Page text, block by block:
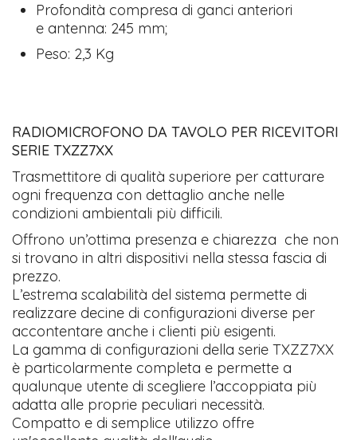
Profondità compresa di ganci anteriori
e antenna: 245 mm;
Peso: 2,3 Kg
RADIOMICROFONO DA TAVOLO PER RICEVITORI
SERIE TXZZ7XX
Trasmettitore di qualità superiore per catturare
ogni frequenza con dettaglio anche nelle
condizioni ambientali più difficili.
Offrono un’ottima presenza e chiarezza che non
si trovano in altri dispositivi nella stessa fascia di
prezzo.
L’estrema scalabilità del sistema permette di
realizzare decine di configurazioni diverse per
accontentare anche i clienti più esigenti.
La gamma di configurazioni della serie TXZZ7XX
è particolarmente completa e permette a
qualunque utente di scegliere l’accoppiata più
adatta alle proprie peculiari necessità.
Compatto e di semplice utilizzo offre